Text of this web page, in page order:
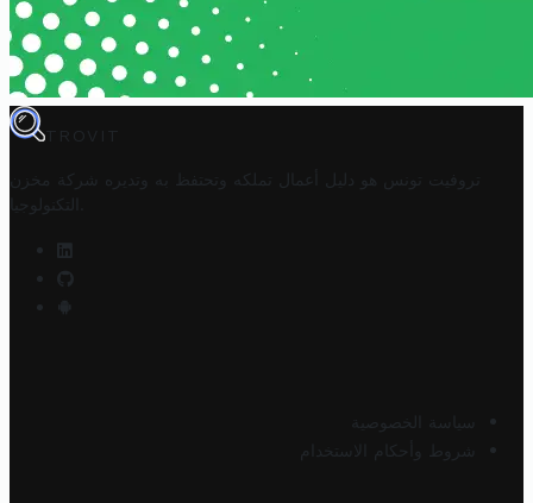
TROVIT
تروفيت تونس هو دليل أعمال تملكه وتحتفظ به وتديره
شركة مخزن
التكنولوجيا
سياسة الخصوصية
شروط وأحكام الاستخدام